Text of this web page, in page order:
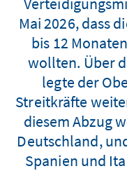
Mai 2026, dass
bis 12
wollten. Über
legte der
Streitkräfte
diesem Abzug
Deutschland,
Spanien und